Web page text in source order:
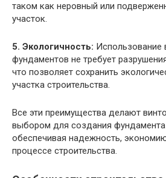
таком как неровный или
участок.
5. Экологичность: Использование
фундаментов не требует
что позволяет сохранить
участка строительства.
Все эти преимущества делают
выбором для создания
обеспечивая надежность,
процессе строительства.